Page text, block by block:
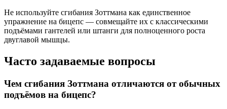
Не используйте сгибания Зоттмана как единственное
упражнение на бицепс — совмещайте их с классическими
подъёмами гантелей или штанги для полноценного роста
двуглавой мышцы.
Часто задаваемые вопросы
Чем сгибания Зоттмана отличаются от обычных
подъёмов на бицепс?